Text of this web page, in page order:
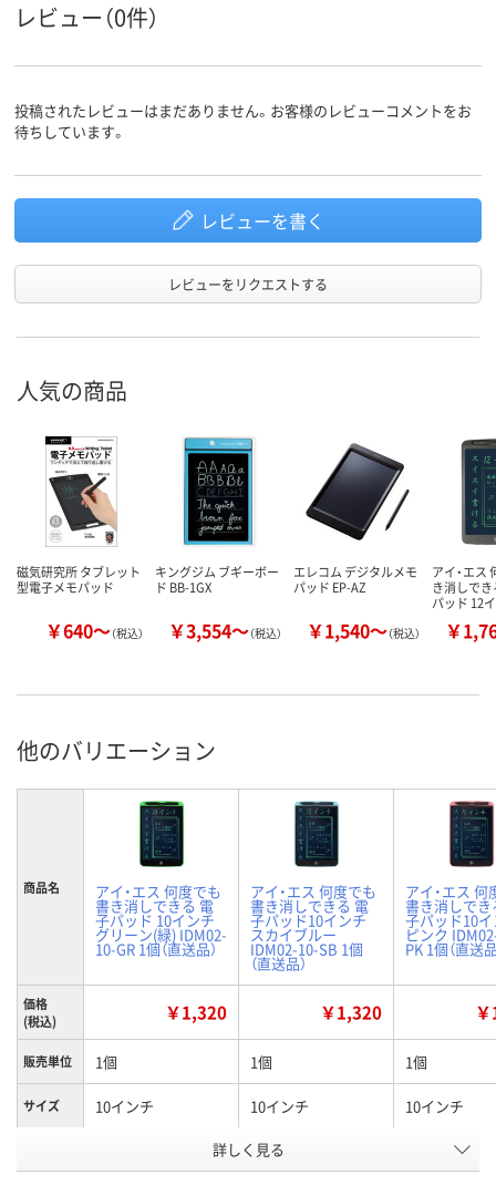
レビュー（0件）
投稿されたレビューはまだありません。お客様のレビューコメントをお
待ちしています。
レビューを書く
レビューをリクエストする
人気の商品
磁気研究所 タブレット
型電子メモパッド
￥640～（税込）
キングジム ブギーボー
ド BB-1GX
￥3,554～（税込）
エレコム デジタルメモ
パッド EP-AZ
￥1,540～（税込）
アイ・エス
き消しで
パッド 12
￥
他のバリエーション
商品名 アイ・エス 何度でも
書き消しできる 電
子パッド 10インチ
グリーン(緑) IDM02-
10-GR 1個（直送品）
アイ・エス 何度でも
書き消しできる 電
子パッド10インチ
スカイブルー
IDM02-10-SB 1個
（直送品）
アイ・エス 何
書き消しでき
子パッド10
ピンク
PK 1個（直送
価格
(税込)
￥1,320 ￥1,320
販売単位 1個 1個 1個
サイズ 10インチ 10インチ 10インチ
スカイブルー
詳しく見る